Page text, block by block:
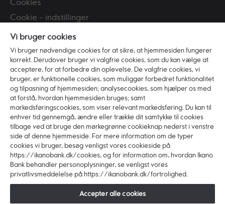
Cookies
Cookie - indstillinger
Tilgængelighed
CPR-registeret
Persondatapolitik
Bekæmpelse af hvidvask
PSD2
Om Ikano Bank
Om Banken
Vores værdier
Bæredygtighed
Ledelsen
Vi bruger cookies
Vi bruger nødvendige cookies for at sikre, at hjemmesiden fungerer
korrekt. Derudover bruger vi valgfrie cookies, som du kan vælge at
acceptere, for at forbedre din oplevelse. De valgfrie cookies, vi
bruger, er funktionelle cookies, som muliggør forbedret funktionalitet
og tilpasning af hjemmesiden; analysecookies, som hjælper os med
at forstå, hvordan hjemmesiden bruges; samt
markedsføringscookies, som viser relevant markedsføring. Du kan til
enhver tid gennemgå, ændre eller trække dit samtykke til cookies
tilbage ved at bruge den mørkegrønne cookieknap nederst i venstre
side af denne hjemmeside. For mere information om de typer
cookies vi bruger, besøg venligst vores cookieside på
https://ikanobank.dk/cookies, og for information om, hvordan Ikano
Bank behandler personoplysninger, se venligst vores
privatlivsmeddelelse på https://ikanobank.dk/fortrolighed.
Accepter alle cookies